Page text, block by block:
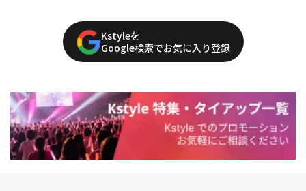
Kstyleを
Google検索でお気に入り登録